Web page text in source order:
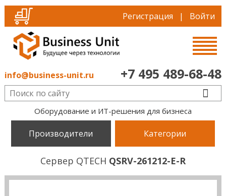
Регистрация | Войти
info@business-unit.ru +7 495 489-68-48
Оборудование и ИТ-решения для бизнеса
Производители Категории
Сервер QTECH QSRV-261212-E-R